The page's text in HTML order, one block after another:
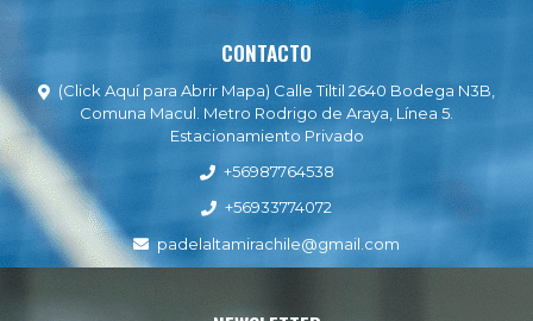
CONTACTO
(Click Aquí para Abrir Mapa) Calle Tiltil 2640 Bodega N3B,
Comuna Macul. Metro Rodrigo de Araya, Línea 5.
Estacionamiento Privado
+56987764538
+56933774072
padelaltamirachile@gmail.com